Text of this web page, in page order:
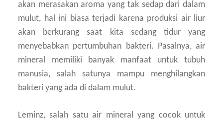
akan merasakan aroma yang tak sedap dari dalam
mulut, hal ini biasa terjadi karena produksi air liur
akan berkurang saat kita sedang tidur yang
menyebabkan pertumbuhan bakteri. Pasalnya, air
mineral memiliki banyak manfaat untuk tubuh
manusia, salah satunya mampu menghilangkan
bakteri yang ada di dalam mulut.
Leminz, salah satu air mineral yang cocok untuk